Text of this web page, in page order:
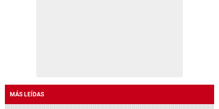
MÁS LEÍDAS